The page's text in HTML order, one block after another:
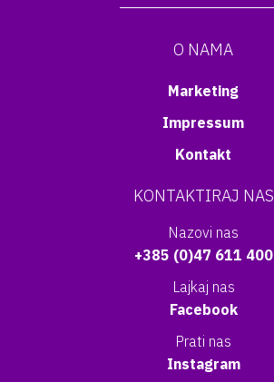
O NAMA
Marketing
Impressum
Kontakt
KONTAKTIRAJ NAS
Nazovi nas
+385 (0)47 611 400
Lajkaj nas
Facebook
Prati nas
Instagram